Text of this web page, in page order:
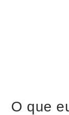
O que